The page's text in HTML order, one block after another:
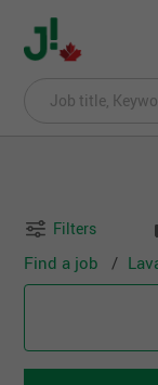
Filters
Find a job